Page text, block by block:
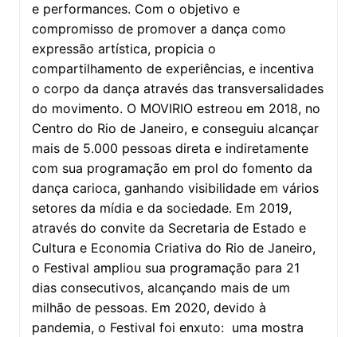
e performances. Com o objetivo e
compromisso de promover a dança como
expressão artística, propicia o
compartilhamento de experiências, e incentiva
o corpo da dança através das transversalidades
do movimento. O MOVIRIO estreou em 2018, no
Centro do Rio de Janeiro, e conseguiu alcançar
mais de 5.000 pessoas direta e indiretamente
com sua programação em prol do fomento da
dança carioca, ganhando visibilidade em vários
setores da mídia e da sociedade. Em 2019,
através do convite da Secretaria de Estado e
Cultura e Economia Criativa do Rio de Janeiro,
o Festival ampliou sua programação para 21
dias consecutivos, alcançando mais de um
milhão de pessoas. Em 2020, devido à
pandemia, o Festival foi enxuto: uma mostra